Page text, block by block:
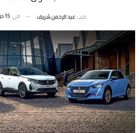
كتب عبد الرحمن شريف في 15 ديسمبر 2021